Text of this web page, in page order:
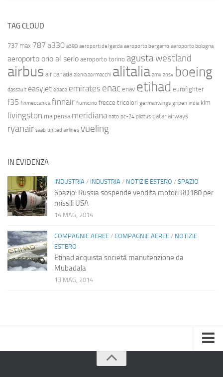
TAG CLOUD
737 max 787 a330 a380 aeroporti del garda aeroporto bergamo aeroporto bologna
aeroporto orio al serio aeroporto torino agusta westland
airbus air canada alenia aermacchi alitalia amx ansv boeing
dassault easyjet ebace emirates enac enav etihad eurofighter
f35 finmeccanica finnair fiumicino frecce tricolori germanwings gripen india klm
livingston malpensa meridiana nato pc-24 pilatus qatar airways
ryanair saab united airlines vueling
IN EVIDENZA
INDUSTRIA / INDUSTRIA / NOTIZIE ESTERO / SPAZIO
Spazio: Russia sospende vendita motori RD180 per
missili USA
14 MAG, 2014
COMPAGNIE AEREE / COMPAGNIE AEREE / NOTIZIE
ESTERO
Etihad acquista società manutenzione da
Mubadala
13 MAG, 2014